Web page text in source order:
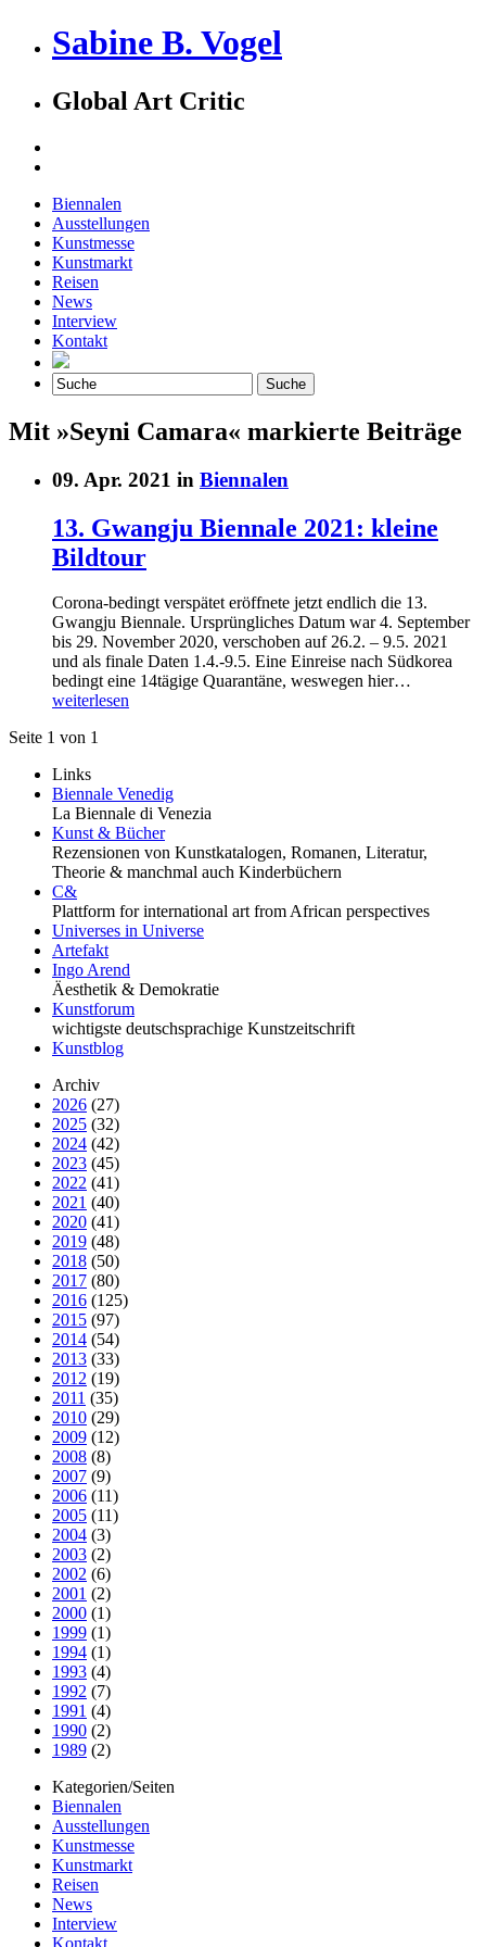
Sabine B. Vogel
Global Art Critic
Biennalen
Ausstellungen
Kunstmesse
Kunstmarkt
Reisen
News
Interview
Kontakt
Mit »Seyni Camara« markierte Beiträge
09. Apr. 2021 in Biennalen
13. Gwangju Biennale 2021: kleine
Bildtour
Corona-bedingt verspätet eröffnete jetzt endlich die 13.
Gwangju Biennale. Ursprüngliches Datum war 4. September
bis 29. November 2020, verschoben auf 26.2. – 9.5. 2021
und als finale Daten 1.4.-9.5. Eine Einreise nach Südkorea
bedingt eine 14tägige Quarantäne, weswegen hier…
weiterlesen
Seite 1 von 1
Links
Biennale Venedig
La Biennale di Venezia
Kunst & Bücher
Rezensionen von Kunstkatalogen, Romanen, Literatur,
Theorie & manchmal auch Kinderbüchern
C&
Plattform for international art from African perspectives
Universes in Universe
Artefakt
Ingo Arend
Äesthetik & Demokratie
Kunstforum
wichtigste deutschsprachige Kunstzeitschrift
Kunstblog
Archiv
2026 (27)
2025 (32)
2024 (42)
2023 (45)
2022 (41)
2021 (40)
2020 (41)
2019 (48)
2018 (50)
2017 (80)
2016 (125)
2015 (97)
2014 (54)
2013 (33)
2012 (19)
2011 (35)
2010 (29)
2009 (12)
2008 (8)
2007 (9)
2006 (11)
2005 (11)
2004 (3)
2003 (2)
2002 (6)
2001 (2)
2000 (1)
1999 (1)
1994 (1)
1993 (4)
1992 (7)
1991 (4)
1990 (2)
1989 (2)
Kategorien/Seiten
Biennalen
Ausstellungen
Kunstmesse
Kunstmarkt
Reisen
News
Interview